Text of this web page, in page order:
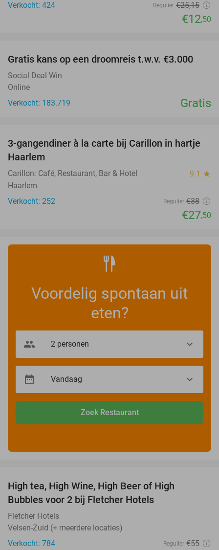
Verkocht: 424
Regulier €25,15
€12,50
Gratis kans op een droomreis t.w.v. €3.000
Social Deal Win
Online
Verkocht: 183.719
Gratis
28%
3-gangendiner à la carte bij Carillon in hartje
Haarlem
Carillon: Café, Restaurant, Bar & Hotel 9.1 star
Haarlem
Verkocht: 252
Regulier €38
€27,50
Voordelig spontaan uit
eten?
Zoek Restaurant
High tea, High Wine, High Beer of High
Bubbles voor 2 bij Fletcher Hotels
Fletcher Hotels
Velsen-Zuid (+ meerdere locaties)
Verkocht: 784
Regulier €55